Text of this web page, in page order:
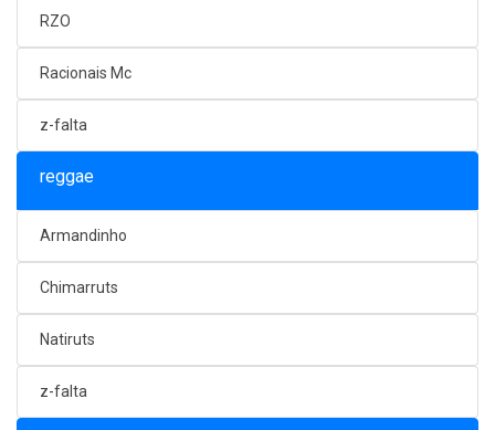
RZO
Racionais Mc
z-falta
reggae
Armandinho
Chimarruts
Natiruts
z-falta